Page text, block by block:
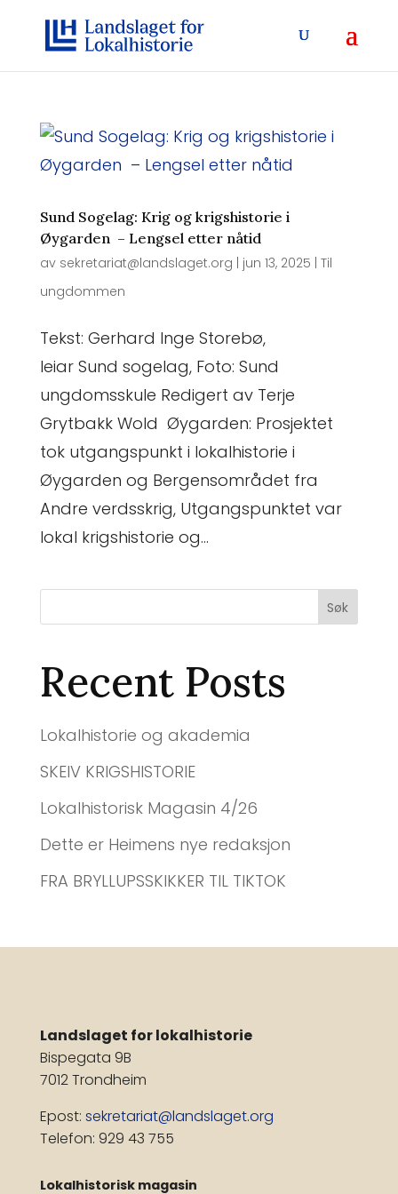
Sund Sogelag: Krig og krigshistorie i
Øygarden – Lengsel etter nåtid
av sekretariat@landslaget.org jun 13, 2025 Til
ungdommen
Tekst: Gerhard Inge Storebø,
leiar Sund sogelag, Foto: Sund
ungdomsskule Redigert av Terje
Grytbakk Wold Øygarden: Prosjektet
tok utgangspunkt i lokalhistorie i
Øygarden og Bergensområdet fra
Andre verdsskrig, Utgangspunktet var
lokal krigshistorie og...
Søk
Recent Posts
Lokalhistorie og akademia
SKEIV KRIGSHISTORIE
Lokalhistorisk Magasin 4/26
Dette er Heimens nye redaksjon
FRA BRYLLUPSSKIKKER TIL TIKTOK
Landslaget for lokalhistorie
Bispegata 9B
7012 Trondheim
Epost: sekretariat@landslaget.org
Telefon: 929 43 755
Lokalhistorisk magasin